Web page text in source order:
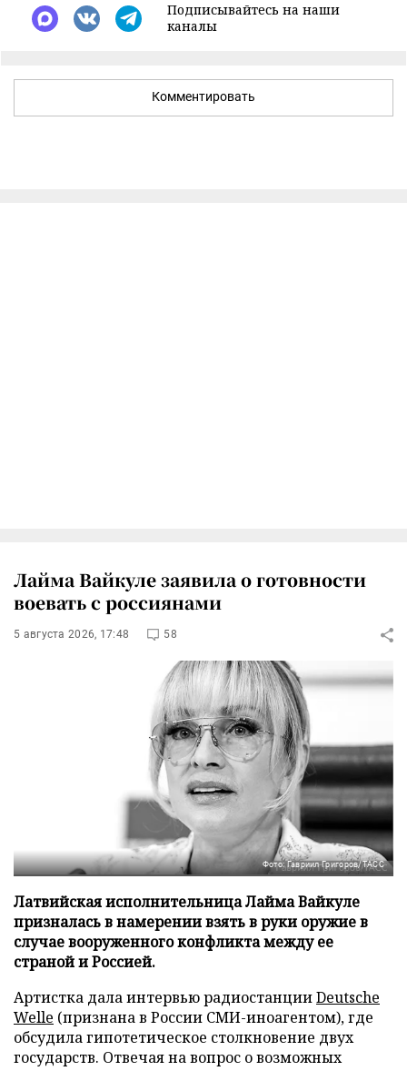
Подписывайтесь на наши
каналы
Комментировать
Лайма Вайкуле заявила о готовности
воевать с россиянами
5 августа 2026, 17:48 58
Фото: Гавриил Григоров/ТАСС
Латвийская исполнительница Лайма Вайкуле
призналась в намерении взять в руки оружие в
случае вооруженного конфликта между ее
страной и Россией.
Артистка дала интервью радиостанцииDeutsche
Welle (признана в России СМИ-иноагентом), где
обсудила гипотетическое столкновение двух
государств. Отвечая на вопрос о возможных